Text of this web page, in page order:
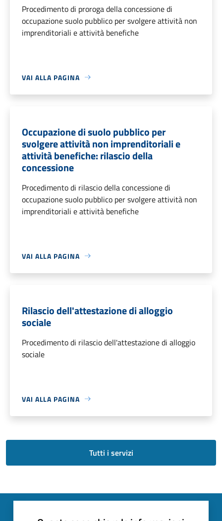
Procedimento di proroga della concessione di
occupazione suolo pubblico per svolgere attività non
imprenditoriali e attività benefiche
VAI ALLA PAGINA
Occupazione di suolo pubblico per
svolgere attività non imprenditoriali e
attività benefiche: rilascio della
concessione
Procedimento di rilascio della concessione di
occupazione suolo pubblico per svolgere attività non
imprenditoriali e attività benefiche
VAI ALLA PAGINA
Rilascio dell'attestazione di alloggio
sociale
Procedimento di rilascio dell'attestazione di alloggio
sociale
VAI ALLA PAGINA
Tutti i servizi